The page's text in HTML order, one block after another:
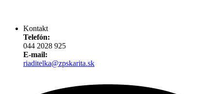
Kontakt
Telefón:
044 2028 925
E-mail:
riaditelka@zpskarita.sk